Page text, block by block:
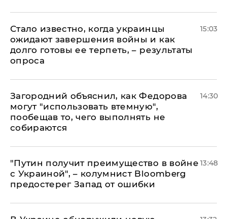
Стало известно, когда украинцы
ожидают завершения войны и как
долго готовы ее терпеть, – результаты
опроса
15:03
Загородний объяснил, как Федорова
могут "использовать втемную",
пообещав то, чего выполнять не
собираются
14:30
"Путин получит преимущество в войне
с Украиной", – колумнист Bloomberg
предостерег Запад от ошибки
13:48